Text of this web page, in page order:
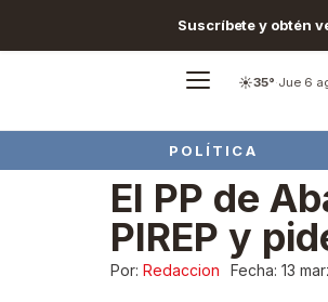
Suscríbete y obtén
☀️35°·Jue 6
POLÍTICA
El PP de
PIREP y
Por: Redaccion Fecha: 13